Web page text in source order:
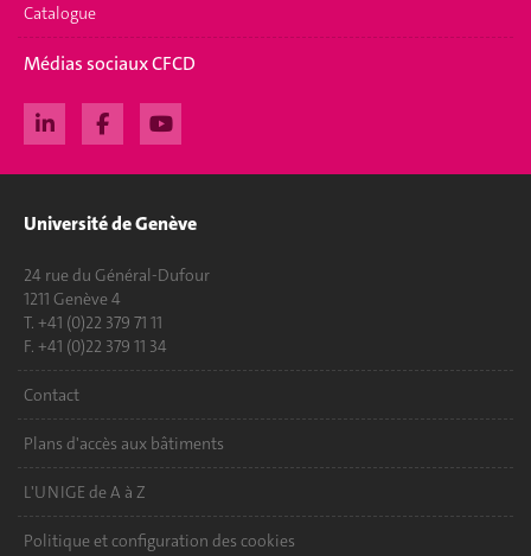
Catalogue
Médias sociaux CFCD
Université de Genève
24 rue du Général-Dufour
1211 Genève 4
T. +41 (0)22 379 71 11
F. +41 (0)22 379 11 34
Contact
Plans d'accès aux bâtiments
L'UNIGE de A à Z
Politique et configuration des cookies